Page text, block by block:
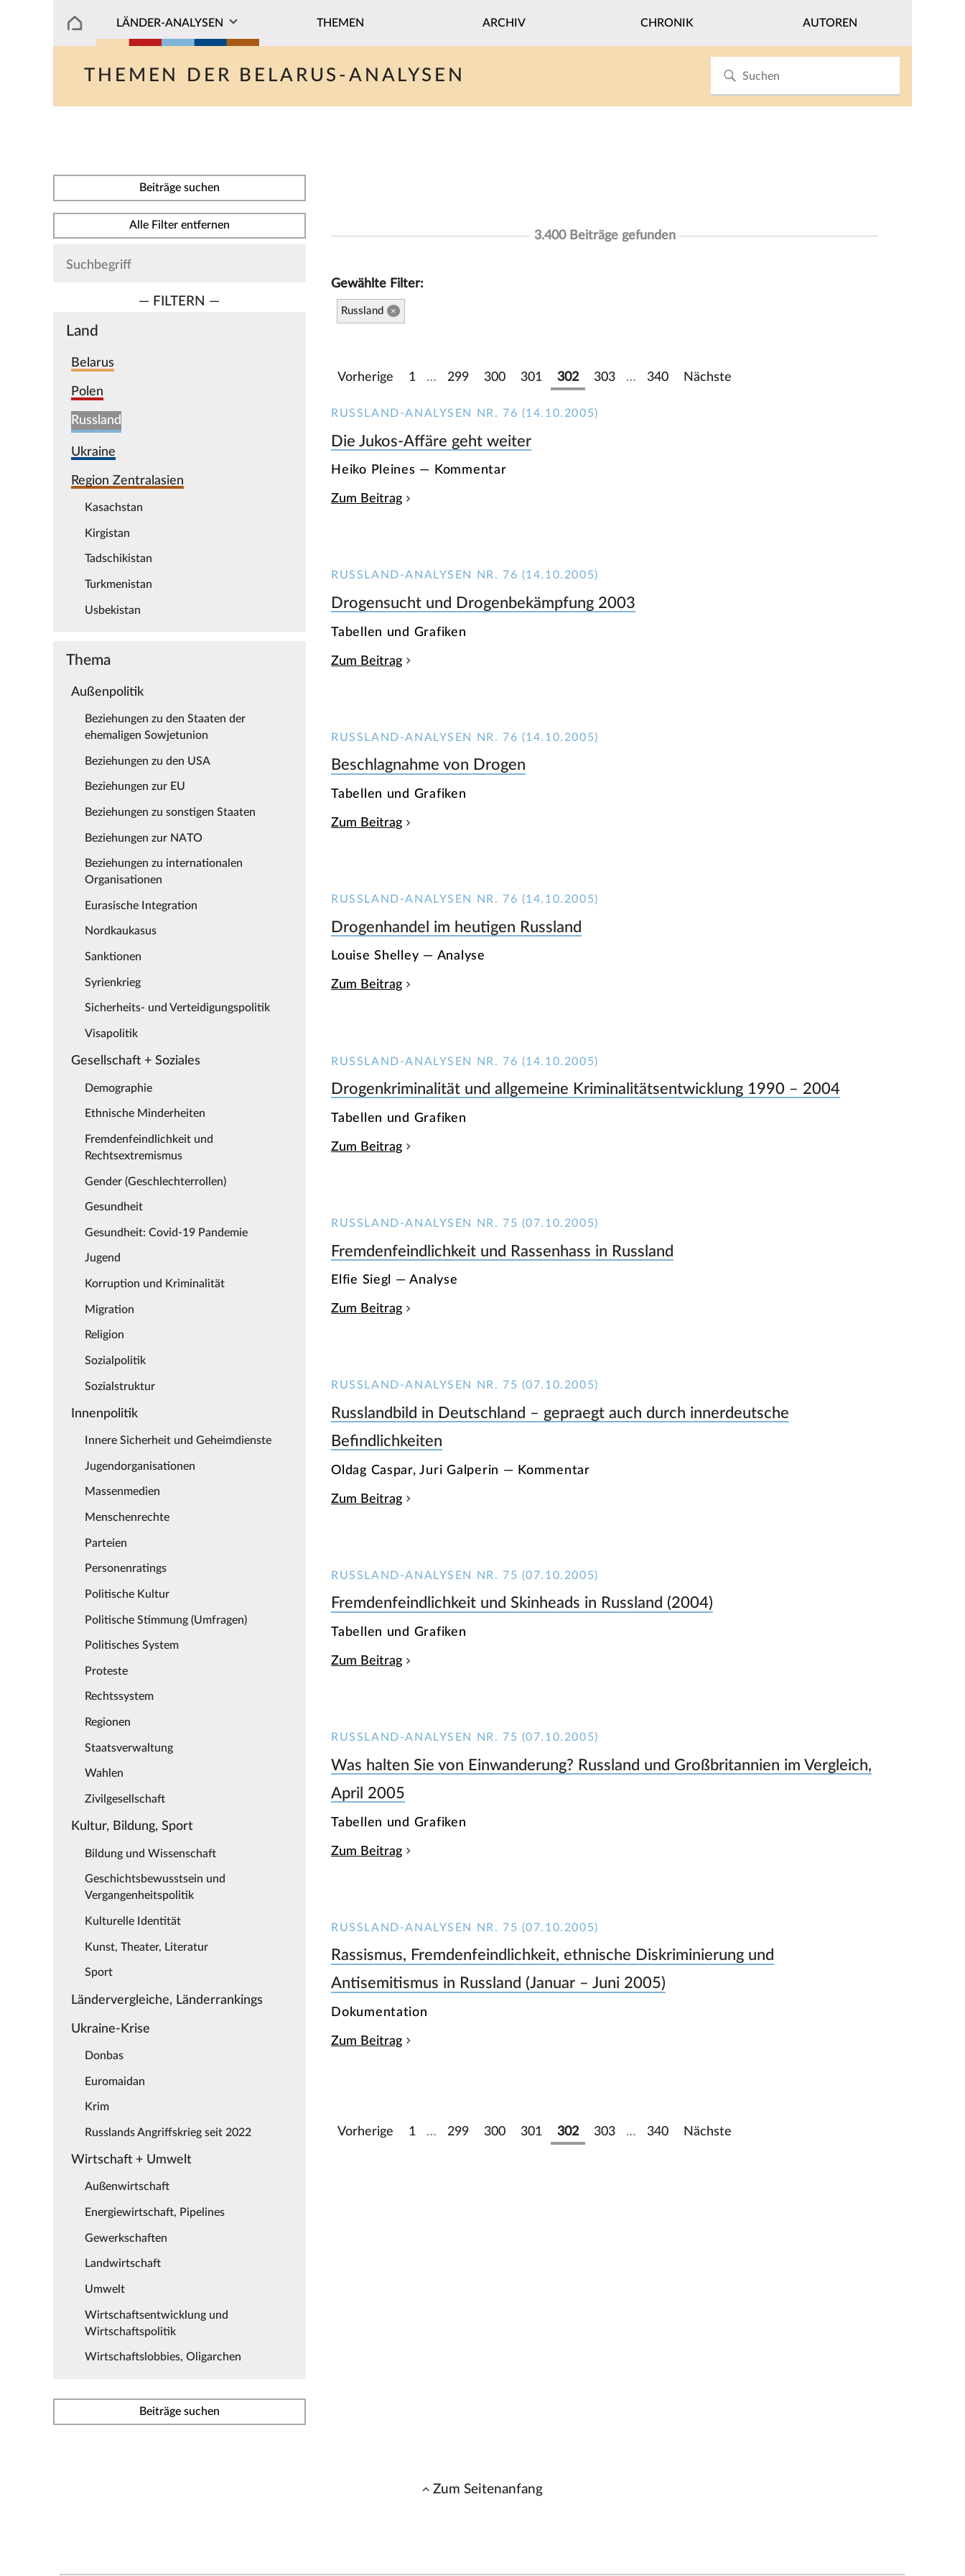
LÄNDER-ANALYSEN THEMEN ARCHIV CHRONIK AUTOREN
THEMEN DER BELARUS-ANALYSEN
Beiträge suchen
Alle Filter entfernen
— FILTERN —
Land
Belarus
Polen
Russland
Ukraine
Region Zentralasien
Kasachstan
Kirgistan
Tadschikistan
Turkmenistan
Usbekistan
Thema
Außenpolitik
Beziehungen zu den Staaten der
ehemaligen Sowjetunion
Beziehungen zu den USA
Beziehungen zur EU
Beziehungen zu sonstigen Staaten
Beziehungen zur NATO
Beziehungen zu internationalen
Organisationen
Eurasische Integration
Nordkaukasus
Sanktionen
Syrienkrieg
Sicherheits- und Verteidigungspolitik
Visapolitik
Gesellschaft + Soziales
Demographie
Ethnische Minderheiten
Fremdenfeindlichkeit und
Rechtsextremismus
Gender (Geschlechterrollen)
Gesundheit
Gesundheit: Covid-19 Pandemie
Jugend
Korruption und Kriminalität
Migration
Religion
Sozialpolitik
Sozialstruktur
Innenpolitik
Innere Sicherheit und Geheimdienste
Jugendorganisationen
Massenmedien
Menschenrechte
Parteien
Personenratings
Politische Kultur
Politische Stimmung (Umfragen)
Politisches System
Proteste
Rechtssystem
Regionen
Staatsverwaltung
Wahlen
Zivilgesellschaft
Kultur, Bildung, Sport
Bildung und Wissenschaft
Geschichtsbewusstsein und
Vergangenheitspolitik
Kulturelle Identität
Kunst, Theater, Literatur
Sport
Ländervergleiche, Länderrankings
Ukraine-Krise
Donbas
Euromaidan
Krim
Russlands Angriffskrieg seit 2022
Wirtschaft + Umwelt
Außenwirtschaft
Energiewirtschaft, Pipelines
Gewerkschaften
Landwirtschaft
Umwelt
Wirtschaftsentwicklung und
Wirtschaftspolitik
Wirtschaftslobbies, Oligarchen
Beiträge suchen
3.400 Beiträge gefunden
Gewählte Filter:
Russland ×
Vorherige 1 … 299 300 301 302 303 … 340 Nächste
RUSSLAND-ANALYSEN NR. 76 (14.10.2005)
Die Jukos-Affäre geht weiter
Heiko Pleines — Kommentar
Zum Beitrag
RUSSLAND-ANALYSEN NR. 76 (14.10.2005)
Drogensucht und Drogenbekämpfung 2003
Tabellen und Grafiken
Zum Beitrag
RUSSLAND-ANALYSEN NR. 76 (14.10.2005)
Beschlagnahme von Drogen
Tabellen und Grafiken
Zum Beitrag
RUSSLAND-ANALYSEN NR. 76 (14.10.2005)
Drogenhandel im heutigen Russland
Louise Shelley — Analyse
Zum Beitrag
RUSSLAND-ANALYSEN NR. 76 (14.10.2005)
Drogenkriminalität und allgemeine Kriminalitätsentwicklung 1990 – 2004
Tabellen und Grafiken
Zum Beitrag
RUSSLAND-ANALYSEN NR. 75 (07.10.2005)
Fremdenfeindlichkeit und Rassenhass in Russland
Elfie Siegl — Analyse
Zum Beitrag
RUSSLAND-ANALYSEN NR. 75 (07.10.2005)
Russlandbild in Deutschland – gepraegt auch durch innerdeutsche
Befindlichkeiten
Oldag Caspar, Juri Galperin — Kommentar
Zum Beitrag
RUSSLAND-ANALYSEN NR. 75 (07.10.2005)
Fremdenfeindlichkeit und Skinheads in Russland (2004)
Tabellen und Grafiken
Zum Beitrag
RUSSLAND-ANALYSEN NR. 75 (07.10.2005)
Was halten Sie von Einwanderung? Russland und Großbritannien im Vergleich,
April 2005
Tabellen und Grafiken
Zum Beitrag
RUSSLAND-ANALYSEN NR. 75 (07.10.2005)
Rassismus, Fremdenfeindlichkeit, ethnische Diskriminierung und
Antisemitismus in Russland (Januar – Juni 2005)
Dokumentation
Zum Beitrag
Vorherige 1 … 299 300 301 302 303 … 340 Nächste
Zum Seitenanfang